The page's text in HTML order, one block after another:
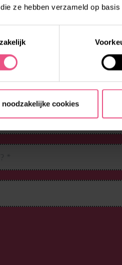
ze hebben verzameld op
noodzakelijke cookies
HELPEN?
welke behandeling het
Lore. Bel: 088 – 0026300
helpen je graag!